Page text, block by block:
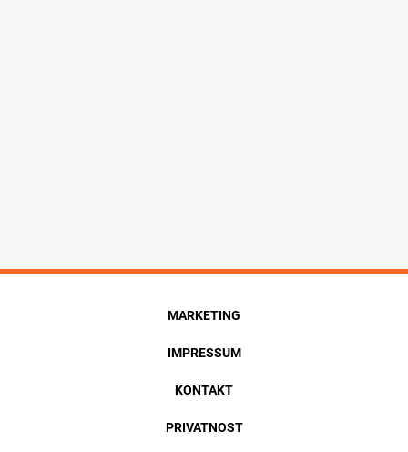
MARKETING
IMPRESSUM
KONTAKT
PRIVATNOST